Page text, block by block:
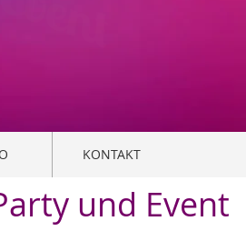
KONTAKT
und Event